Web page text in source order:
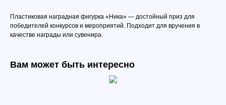
Пластиковая наградная фигурка «Ника» — достойный приз для
победителей конкурсов и мероприятий. Подходит для вручения в
качестве награды или сувенира.
Вам может быть интересно